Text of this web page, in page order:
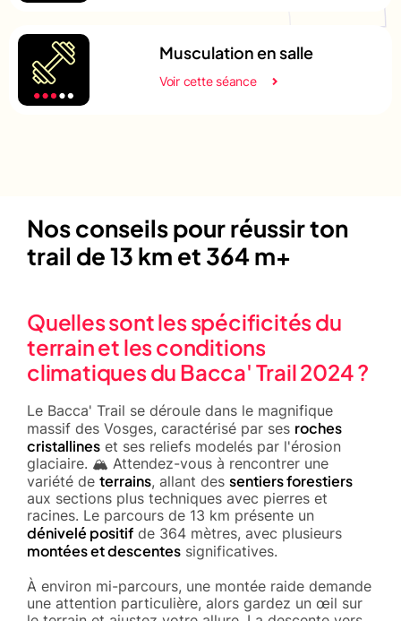
Musculation en salle
Voir cette séance
Nos conseils pour réussir ton
trail de 13 km et 364 m+
Quelles sont les spécificités du
terrain et les conditions
climatiques du Bacca' Trail 2024 ?
Le Bacca' Trail se déroule dans le magnifique
massif des Vosges, caractérisé par ses roches
cristallines et ses reliefs modelés par l'érosion
glaciaire. 🏔️ Attendez-vous à rencontrer une
variété de terrains, allant des sentiers forestiers
aux sections plus techniques avec pierres et
racines. Le parcours de 13 km présente un
dénivelé positif de 364 mètres, avec plusieurs
montées et descentes significatives.
À environ mi-parcours, une montée raide demande
une attention particulière, alors gardez un œil sur